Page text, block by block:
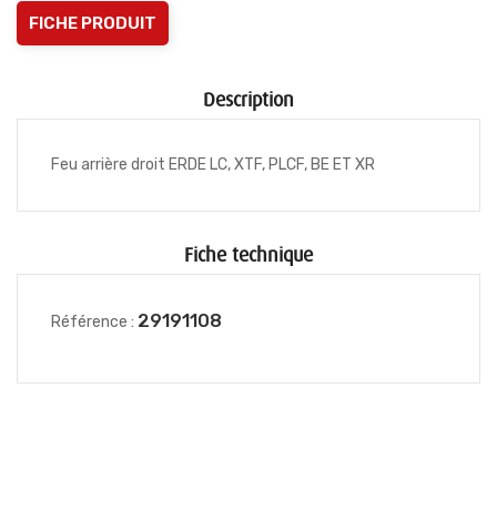
FICHE PRODUIT
Description
Feu arrière droit ERDE LC, XTF, PLCF, BE ET XR
Fiche technique
Référence : 29191108